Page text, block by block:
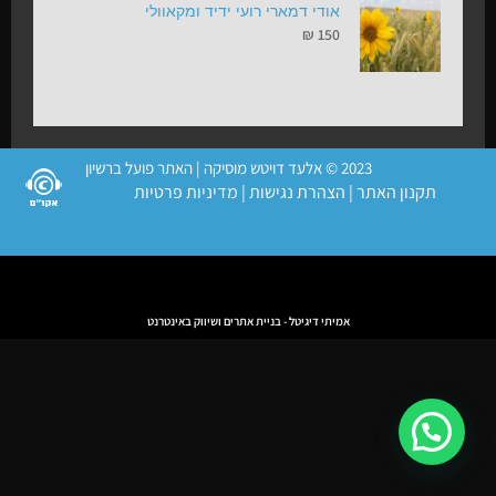
אודי דמארי רועי ידיד ומקאוולי
₪ 150
2023 © אלעד דויטש מוסיקה | האתר פועל ברשיון
תקנון האתר| הצהרת נגישות| מדיניות פרטיות
אמיתי דיגיטל - בניית אתרים ושיווק באינטרנט